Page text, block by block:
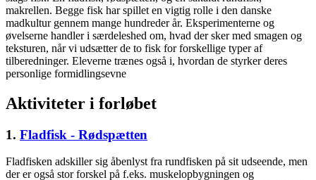
makrellen. Begge fisk har spillet en vigtig rolle i den danske
madkultur gennem mange hundreder år. Eksperimenterne og
øvelserne handler i særdeleshed om, hvad der sker med smagen og
teksturen, når vi udsætter de to fisk for forskellige typer af
tilberedninger. Eleverne trænes også i, hvordan de styrker deres
personlige formidlingsevne
Aktiviteter i forløbet
1. Fladfisk - Rødspætten
Fladfisken adskiller sig åbenlyst fra rundfisken på sit udseende, men
der er også stor forskel på f.eks. muskelopbygningen og